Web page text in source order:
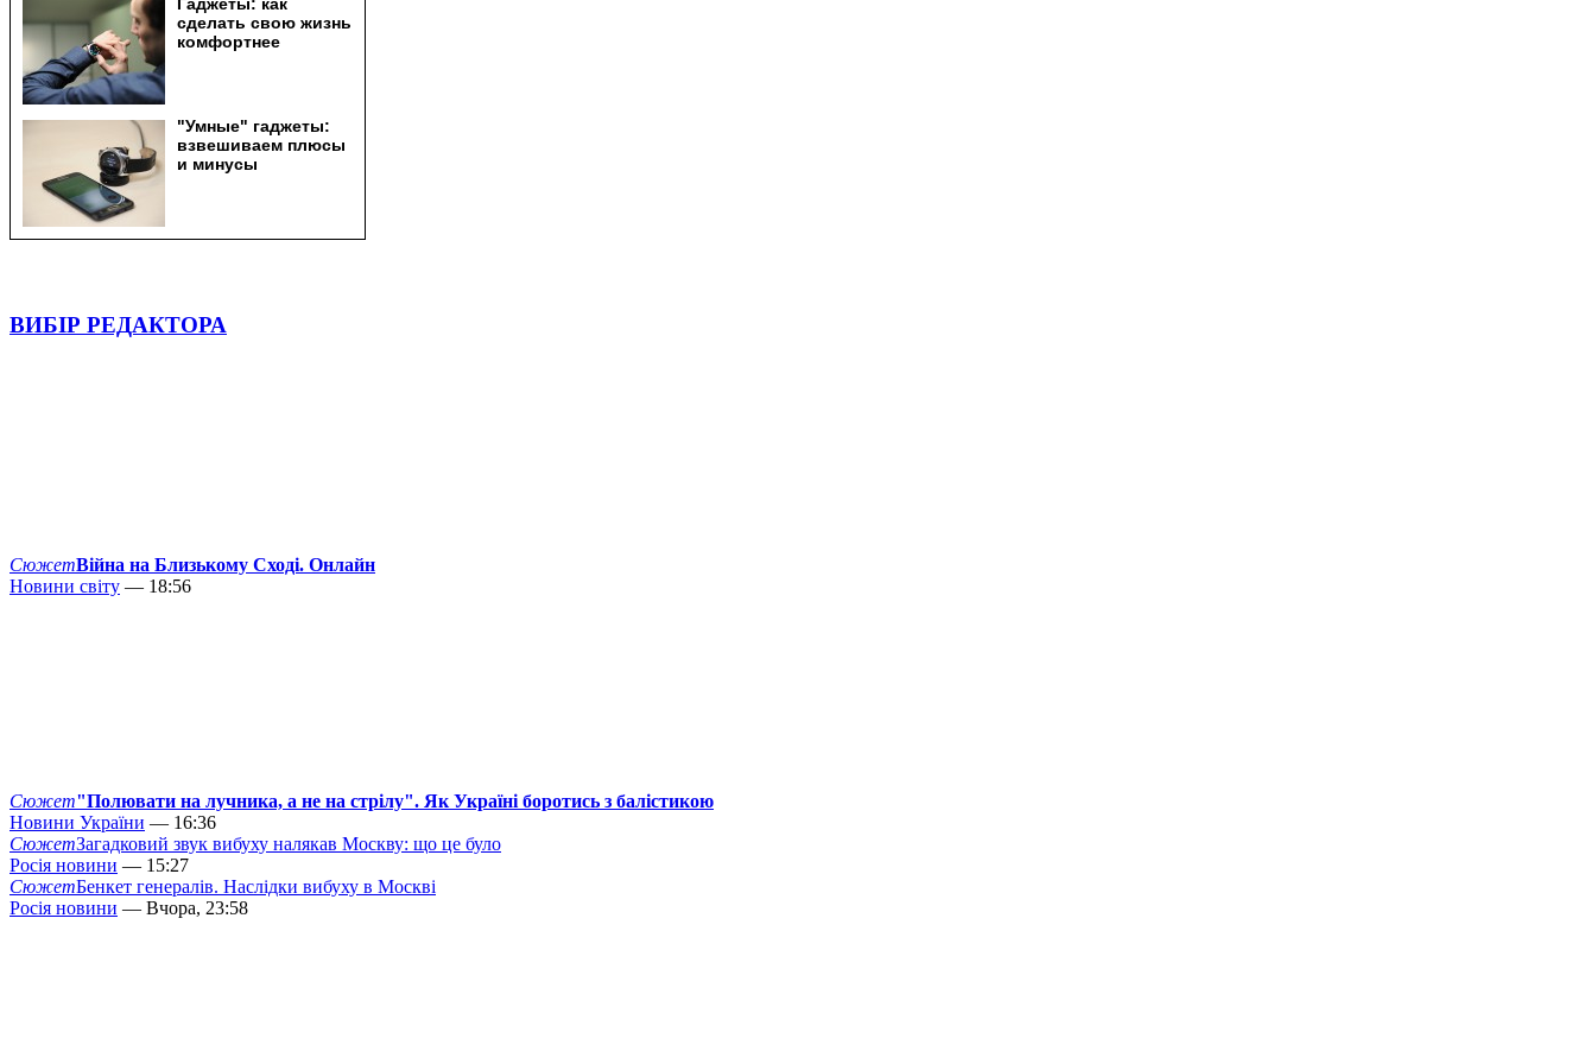
ВИБІР РЕДАКТОРА
СюжетВійна на Близькому Сході. Онлайн
Новини світу — 18:56
Сюжет"Полювати на лучника, а не на стрілу". Як Україні боротись з балістикою
Новини України — 16:36
СюжетЗагадковий звук вибуху налякав Москву: що це було
Росія новини — 15:27
СюжетБенкет генералів. Наслідки вибуху в Москві
Росія новини — Вчора, 23:58